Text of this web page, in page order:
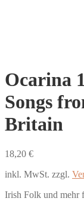
Ocarina
Songs
Britain
18,20 €
inkl. MwSt. zzgl.
Irish Folk und mehr